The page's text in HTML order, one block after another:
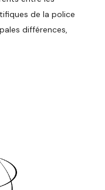
de la police
différences,